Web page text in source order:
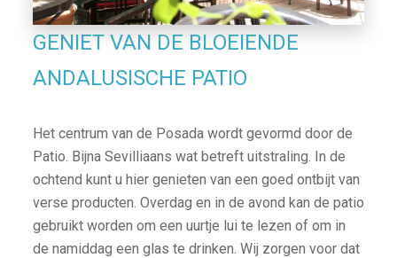
GENIET VAN DE BLOEIENDE
ANDALUSISCHE PATIO
Het centrum van de Posada wordt gevormd door de
Patio. Bijna Sevilliaans wat betreft uitstraling. In de
ochtend kunt u hier genieten van een goed ontbijt van
verse producten. Overdag en in de avond kan de patio
gebruikt worden om een uurtje lui te lezen of om in
de namiddag een glas te drinken. Wij zorgen voor dat